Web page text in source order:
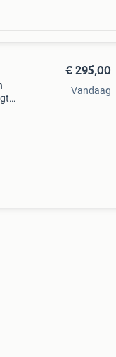
€ 295,00
Vandaag